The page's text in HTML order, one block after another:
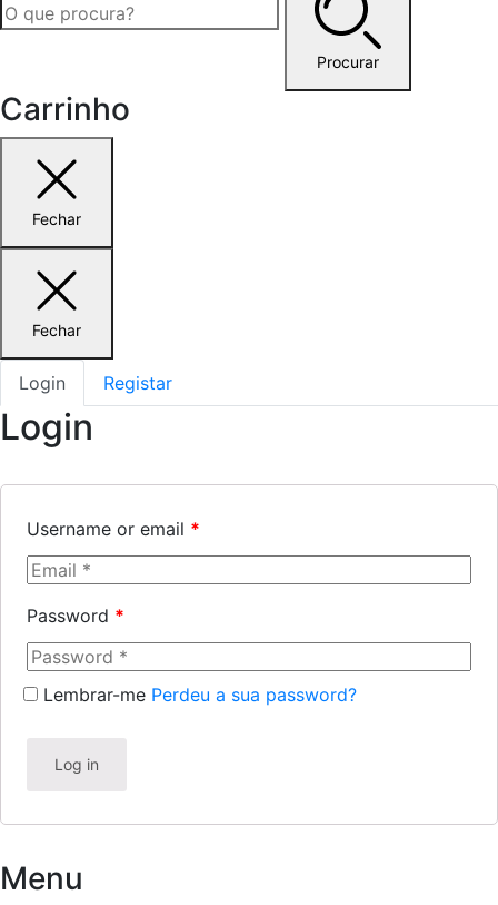
Procurar
Carrinho
Fechar
Fechar
Login Registar
Login
Username or email *
Password *
Lembrar-me Perdeu a sua password?
Log in
Menu